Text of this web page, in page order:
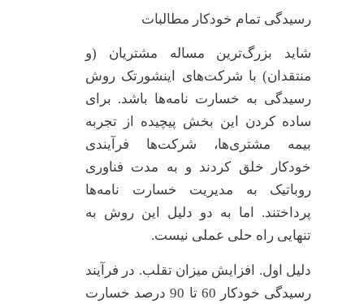
رسیدگی تمام خودکار مطالبات
شاید بزرگ‌ترین مساله مشتریان (و
منتقدان) با شرکت‌های اینشورتک روش
رسیدگی به خسارت نامه‌ها باشد. برای
ساده کردن این بخش پیچیده از تجربه
بیمه مشتری‌ها، شرکت‌ها فرآیندی
خودکار خلق کردند و به مدت فناوری
روباتیک به مدیریت خسارت نامه‌ها
پرداختند. اما به دو دلیل این روش به
تنهایی راه حلی عملی نیست.
دلیل اول. افزایش میزان تقلب. در فرآیند
رسیدگی خودکار 60 تا 90 درصد خسارت